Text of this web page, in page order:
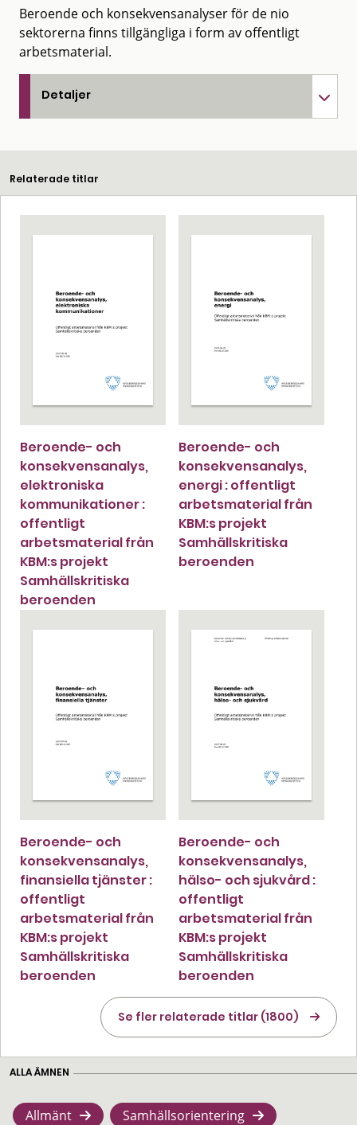
Beroende och konsekvensanalyser för de nio
sektorerna finns tillgängliga i form av offentligt
arbetsmaterial.
Detaljer
Relaterade titlar
Beroende- och
konsekvensanalys,
elektroniska
kommunikationer :
offentligt
arbetsmaterial från
KBM:s projekt
Samhällskritiska
beroenden
Beroende- och
konsekvensanalys,
energi : offentligt
arbetsmaterial från
KBM:s projekt
Samhällskritiska
beroenden
Beroende- och
konsekvensanalys,
finansiella tjänster :
offentligt
arbetsmaterial från
KBM:s projekt
Samhällskritiska
beroenden
Beroende- och
konsekvensanalys,
hälso- och sjukvård :
offentligt
arbetsmaterial från
KBM:s projekt
Samhällskritiska
beroenden
Se fler relaterade titlar (1800)
ALLA ÄMNEN
Allmänt Samhällsorientering